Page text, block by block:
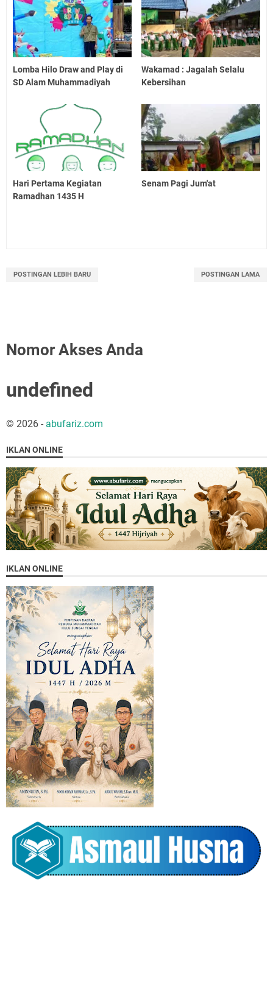
Lomba Hilo Draw and Play di
SD Alam Muhammadiyah
Wakamad : Jagalah Selalu
Kebersihan
Hari Pertama Kegiatan
Ramadhan 1435 H
Senam Pagi Jum'at
POSTINGAN LEBIH BARU POSTINGAN LAMA
Nomor Akses Anda
undefned
© 2026 - abufariz.com
IKLAN ONLINE
IKLAN ONLINE